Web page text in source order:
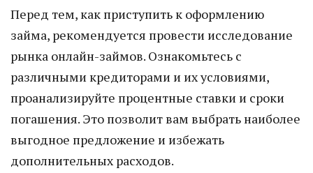
Перед тем, как приступить к оформлению
займа, рекомендуется провести исследование
рынка онлайн-займов. Ознакомьтесь с
различными кредиторами и их условиями,
проанализируйте процентные ставки и сроки
погашения. Это позволит вам выбрать наиболее
выгодное предложение и избежать
дополнительных расходов.